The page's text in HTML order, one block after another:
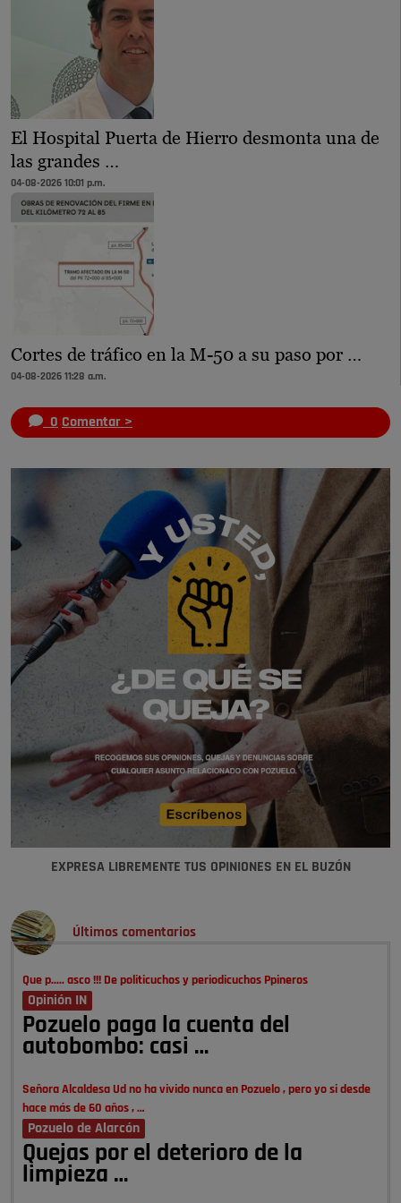
El Hospital Puerta de Hierro desmonta una de
las grandes …
04-08-2026 10:01 p.m.
Cortes de tráfico en la M-50 a su paso por …
04-08-2026 11:28 a.m.
0 Comentar >
EXPRESA LIBREMENTE TUS OPINIONES EN EL BUZÓN
Últimos comentarios
Que p..... asco !!! De politicuchos y periodicuchos Ppineros
Opinión IN
Pozuelo paga la cuenta del
autobombo: casi …
Señora Alcaldesa Ud no ha vivido nunca en Pozuelo , pero yo si desde
hace más de 60 años , …
Pozuelo de Alarcón
Quejas por el deterioro de la
limpieza …